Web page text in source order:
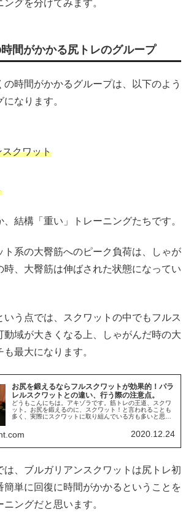
グを分けてみます。
間がかかる尻トレのグループ
の時間がかかるグループは、以下のよう
なります。
クワット
結構「重い」トレーニングたちです。
ト系の大臀筋へのピーク負荷は、しゃが
時、大臀筋は伸ばされた状態になってい
いう点では、スクワットの中でもフルス
動域が大きくなる上、しゃがんだ時の大
最大になります。
お尻を鍛えるならフルスクワットが効果的！パラ
レルスクワットとの違い、行う際の注意点。
どうもこんにちは。アキゾラです。筋トレの王道、スクワ
ット。お尻を鍛えるのに、スクワット！と言われることも
多く、実際にスクワットに取り組んでいる方も多いと思い
2020.12.24
は、ブルガリアンスクワットは尻トレ初
簡単に回復に時間がかかるということを
ングだと思います。